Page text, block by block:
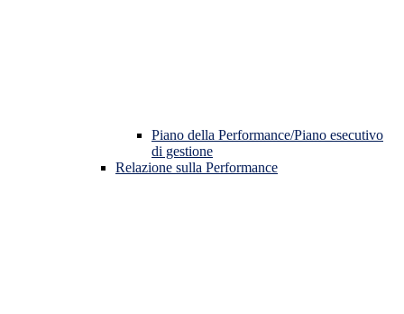
Piano della Performance/Piano esecutivo
di gestione
Relazione sulla Performance